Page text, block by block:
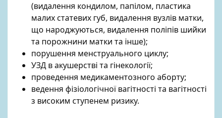
(видалення кондилом, папілом, пластика
малих статевих губ, видалення вузлів матки,
що народжуються, видалення поліпів шийки
та порожнини матки та інше);
порушення менструального циклу;
УЗД в акушерстві та гінекології;
проведення медикаментозного аборту;
ведення фізіологічної вагітності та вагітності
з високим ступенем ризику.